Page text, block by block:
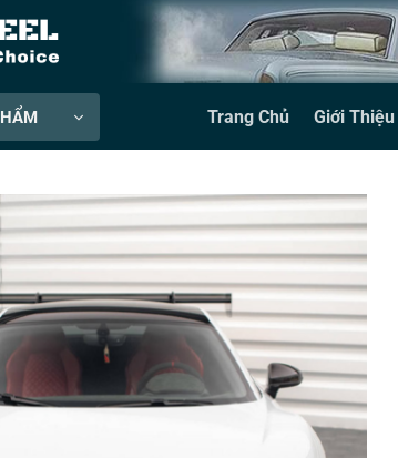
Trang Chủ Giới Thiệu